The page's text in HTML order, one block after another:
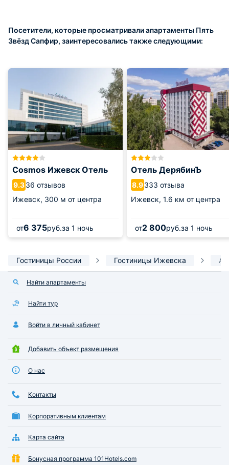
Посетители, которые просматривали апартаменты Пять
Звёзд Сапфир, заинтересовались также следующими:
Cosmos Ижевск Отель
9.336 отзывов
Ижевск, 300 м от центра
от6 375руб.за 1 ночь
Отель ДерябинЪ
8.9333 отзыва
Ижевск, 1.6 км от центра
от2 800руб.за 1 ночь
Гостиницы России Гостиницы Ижевска
Найти апартаменты
Найти тур
Войти в личный кабинет
Добавить объект размещения
О нас
Контакты
Корпоративным клиентам
Карта сайта
Бонусная программа 101Hotels.com